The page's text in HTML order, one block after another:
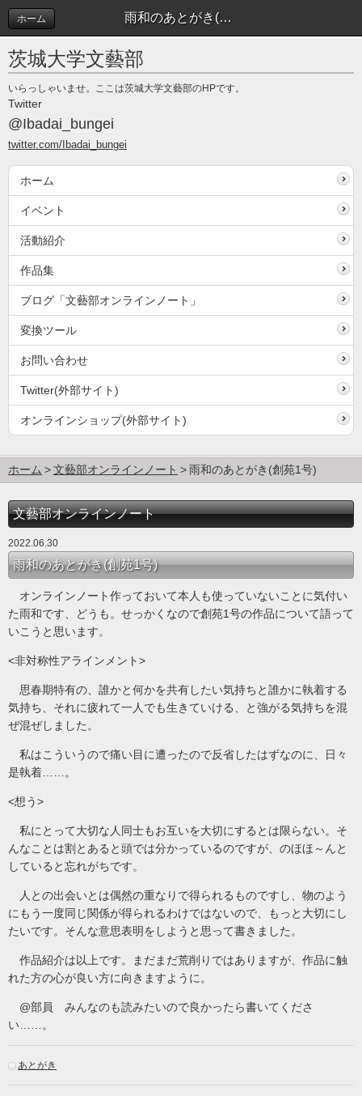
雨和のあとがき(創苑1号) | 文藝部オンラインノート
ホーム
茨城大学文藝部
いらっしゃいませ。ここは茨城大学文藝部のHPです。
Twitter
@Ibadai_bungei
twitter.com/Ibadai_bungei
ホーム
イベント
活動紹介
作品集
ブログ「文藝部オンラインノート」
変換ツール
お問い合わせ
Twitter(外部サイト)
オンラインショップ(外部サイト)
ホーム 文藝部オンラインノート 雨和のあとがき(創苑1号)
文藝部オンラインノート
2022.06.30
雨和のあとがき(創苑1号)
オンラインノート作っておいて本人も使っていないことに気付い
た雨和です、どうも。せっかくなので創苑1号の作品について語って
いこうと思います。
<非対称性アラインメント>
思春期特有の、誰かと何かを共有したい気持ちと誰かに執着する
気持ち、それに疲れて一人でも生きていける、と強がる気持ちを混
ぜ混ぜしました。
私はこういうので痛い目に遭ったので反省したはずなのに、日々
是執着……。
<想う>
私にとって大切な人同士もお互いを大切にするとは限らない。そ
んなことは割とあると頭では分かっているのですが、のほほ～んと
していると忘れがちです。
人との出会いとは偶然の重なりで得られるものですし、物のよう
にもう一度同じ関係が得られるわけではないので、もっと大切にし
たいです。そんな意思表明をしようと思って書きました。
作品紹介は以上です。まだまだ荒削りではありますが、作品に触
れた方の心が良い方に向きますように。
@部員 みんなのも読みたいので良かったら書いてくださ
い……。
あとがき